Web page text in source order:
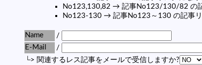
No123,130,82 → 記事No123/130/82 の記
No123-130 → 記事No123～130 の記事リ
Name
/
E-Mail
/
└> 関連するレス記事をメールで受信しますか?